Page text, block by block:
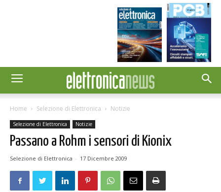
Home Selezione di Elettronica Notizie
Selezione di Elettronica Notizie
Passano a Rohm i sensori di Kionix
Selezione di Elettronica - 17 Dicembre 2009